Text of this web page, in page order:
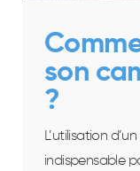
son
?
L’utilisation
indispensable